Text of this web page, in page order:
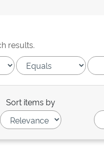
results.
Sort items by